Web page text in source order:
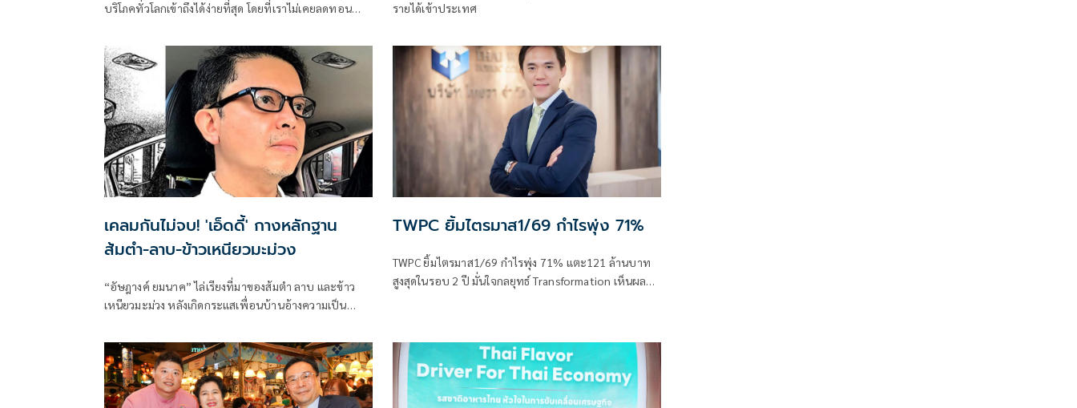
บริโภคทั่วโลกเข้าถึงได้ง่ายที่สุด โดยที่เราไม่เคยลดทอน
แทน
รายได้เข้าประเทศ
เคลมกันไม่จบ! 'เอ็ดดี้' กางหลักฐาน
ส้มตำ-ลาบ-ข้าวเหนียวมะม่วง
“อัษฎางค์ ยมนาค” ไล่เรียงที่มาของส้มตำ ลาบ และข้าว
เหนียวมะม่วง หลังเกิดกระแสเพื่อนบ้านอ้างความเป็น
แต่การสรุปว่าไม่ใช่อาหารไทยถือเป็นการตัดตอน
ประวัติศาสตร์
TWPC ยิ้มไตรมาส1/69 กำไรพุ่ง 71%
TWPC ยิ้มไตรมาส1/69 กำไรพุ่ง 71% แตะ121 ล้านบาท
สูงสุดในรอบ 2 ปี มั่นใจกลยุทธ์ Transformation เห็นผล